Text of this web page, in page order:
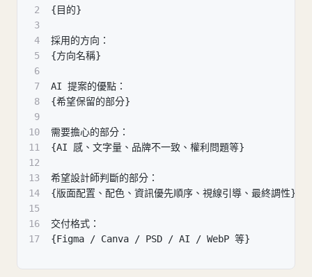
2
{目的}
3
4
採用的方向：
5
{方向名稱}
6
7
AI 提案的優點：
8
{希望保留的部分}
9
10
需要擔心的部分：
11
{AI 感、文字量、品牌不一致、權利問題等}
12
13
希望設計師判斷的部分：
14
{版面配置、配色、資訊優先順序、視線引導、最終調性}
15
16
交付格式：
17
{Figma / Canva / PSD / AI / WebP 等}